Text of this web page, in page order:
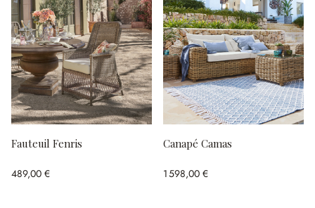
Fauteuil Fenris
489,00 €
Canapé Camas
1 598,00 €